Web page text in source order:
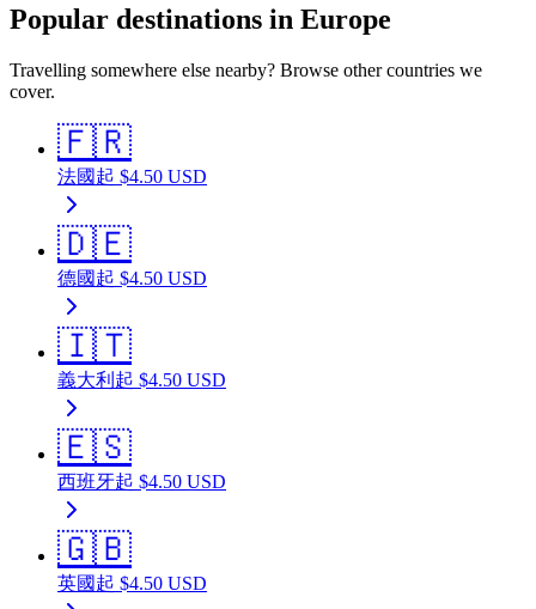
Popular destinations in Europe
Travelling somewhere else nearby? Browse other countries we
cover.
🇫🇷
法國起 $4.50 USD
🇩🇪
德國起 $4.50 USD
🇮🇹
義大利 起 $4.50 USD
🇪🇸
西班牙起 $4.50 USD
🇬🇧
英國起 $4.50 USD